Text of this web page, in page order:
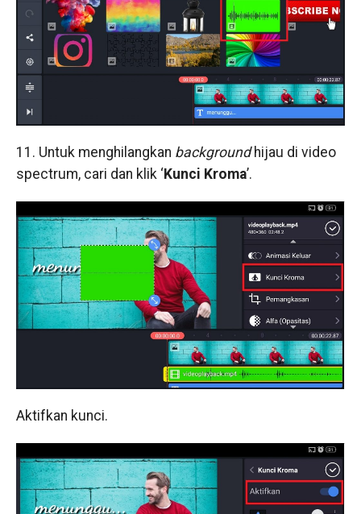
11. Untuk menghilangkan backgroundhijau di video
spectrum, cari dan klik ‘Kunci Kroma’.
Aktifkan kunci.